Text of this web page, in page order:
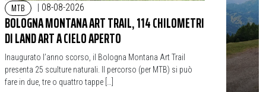
MTB 08-08-2026
BOLOGNA MONTANA ART TRAIL, 114 CHILOMETRI
DI LAND ART A CIELO APERTO
Inaugurato l’anno scorso, il Bologna Montana Art Trail
presenta 25 sculture naturali. Il percorso (per MTB) si può
fare in due, tre o quattro tappe […]